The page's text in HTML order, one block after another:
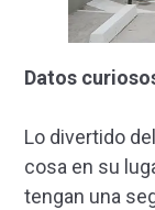
Datos
Lo divertido
cosa en su
tengan una